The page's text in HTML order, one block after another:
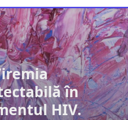
în
HIV.